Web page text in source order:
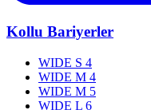
Kollu Bariyerler
WIDE S 4
WIDE M 4
WIDE M 5
WIDE L 6